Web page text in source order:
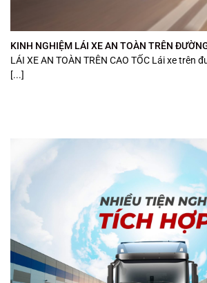
KINH NGHIỆM LÁI XE AN TOÀN TRÊN
LÁI XE AN TOÀN TRÊN CAO TỐC Lái xe trên
[...]